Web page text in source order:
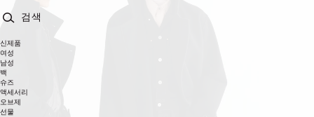
신제품
여성
남성
백
슈즈
액세서리
오브제
선물